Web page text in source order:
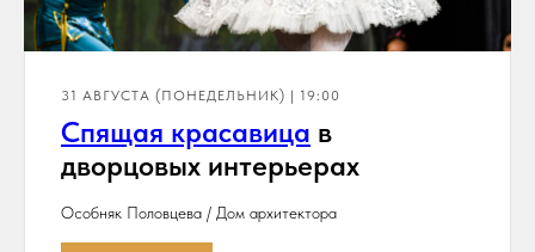
31 АВГУСТА (ПОНЕДЕЛЬНИК) | 19:00
Спящая красавица в
дворцовых интерьерах
Особняк Половцева / Дом архитектора